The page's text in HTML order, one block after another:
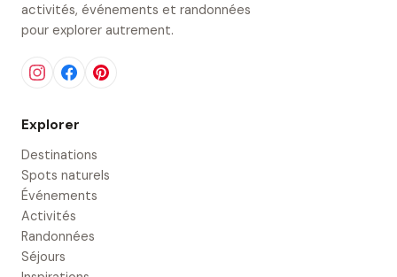
activités, événements et randonnées
pour explorer autrement.
Explorer
Destinations
Spots naturels
Événements
Activités
Randonnées
Séjours